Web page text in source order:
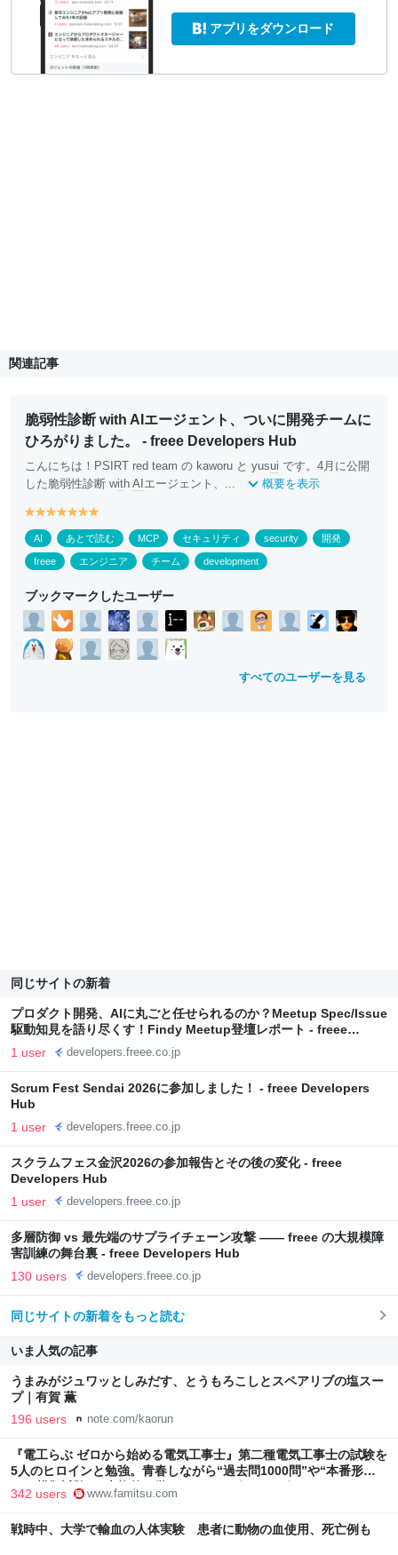
アプリをダウンロード
関連記事
脆弱性診断 with AIエージェント、ついに開発チームに
ひろがりました。 - freee Developers Hub
こんにちは！PSIRT red team の kaworu と yusui です。4月に公開
した脆弱性診断 with AI エージェント、... 概要を表示
y
e
ll
o
y
e
ll
o
y
e
ll
o
y
e
ll
o
y
e
ll
o
y
e
ll
o
e
ll
o
AI あとで読む MCP セキュリティ security 開発
freee エンジニア チーム development
ブックマークしたユーザー
すべてのユーザーを見る
同じサイトの新着
プロダクト開発、AIに丸ごと任せられるのか？Meetup Spec/Issue
駆動知見を語り尽くす！Findy Meetup登壇レポート - freee
Developers Hub
1 user developers.freee.co.jp
Scrum Fest Sendai 2026に参加しました！ - freee Developers
Hub
1 user developers.freee.co.jp
スクラムフェス金沢2026の参加報告とその後の変化 - freee
Developers Hub
1 user developers.freee.co.jp
多層防御 vs 最先端のサプライチェーン攻撃 ―― freee の大規模障
害訓練の舞台裏 - freee Developers Hub
130 users developers.freee.co.jp
同じサイトの新着をもっと読む
いま人気の記事
うまみがジュワッとしみだす、とうもろこしとスペアリブの塩スー
プ｜有賀 薫
196 users note.com/kaorun
『電工らぶ ゼロから始める電気工事士』第二種電気工事士の試験を
5人のヒロインと勉強。青春しながら“過去問1000問”や“本番形式
CBT模擬試験”で本格的に学べるノベルゲーム | ゲーム・エンタメ
最新情報のファミ通.com
342 users www.famitsu.com
戦時中、大学で輸血の人体実験 患者に動物の血使用、死亡例も